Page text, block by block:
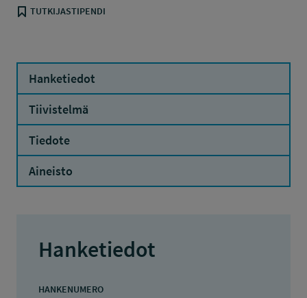
TUTKIJASTIPENDI
Hanketiedot
Tiivistelmä
Tiedote
Aineisto
Hanketiedot
HANKENUMERO